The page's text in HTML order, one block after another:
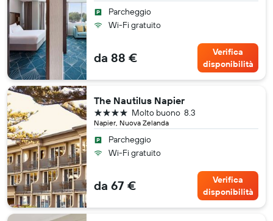
Parcheggio
Wi-Fi gratuito
da 88 €
Verifica
disponibilità
The Nautilus Napier
Napier, Nuova Zelanda
8.3
Molto buono
4 stelle
Parcheggio
Wi-Fi gratuito
da 67 €
Verifica
disponibilità